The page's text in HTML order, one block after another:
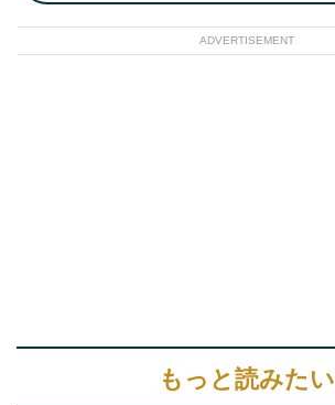
ADVERTISEMENT
もっと読みたい